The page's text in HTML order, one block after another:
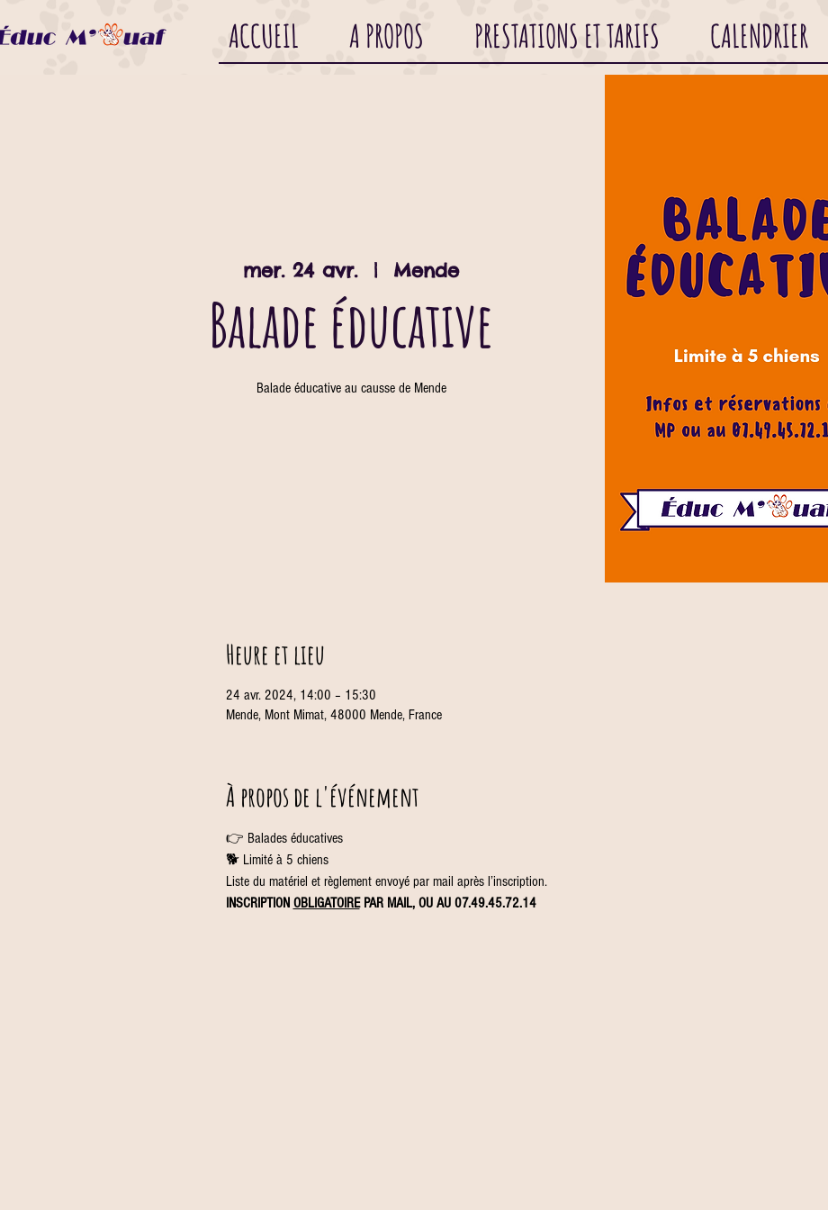
ACCUEIL A PROPOS PRESTATIONS ET TARIFS CALENDRIER
mer. 24 avr.
  |
Mende
Balade éducative
Balade éducative au causse de Mende
Heure et lieu
24 avr. 2024, 14:00 – 15:30
Mende, Mont Mimat, 48000 Mende, France
À propos de l'événement
👉 Balades éducatives
🐕 Limité à 5 chiens
Liste du matériel et règlement envoyé par mail après l’inscription.
INSCRIPTION OBLIGATOIRE PAR MAIL, OU AU 07.49.45.72.14